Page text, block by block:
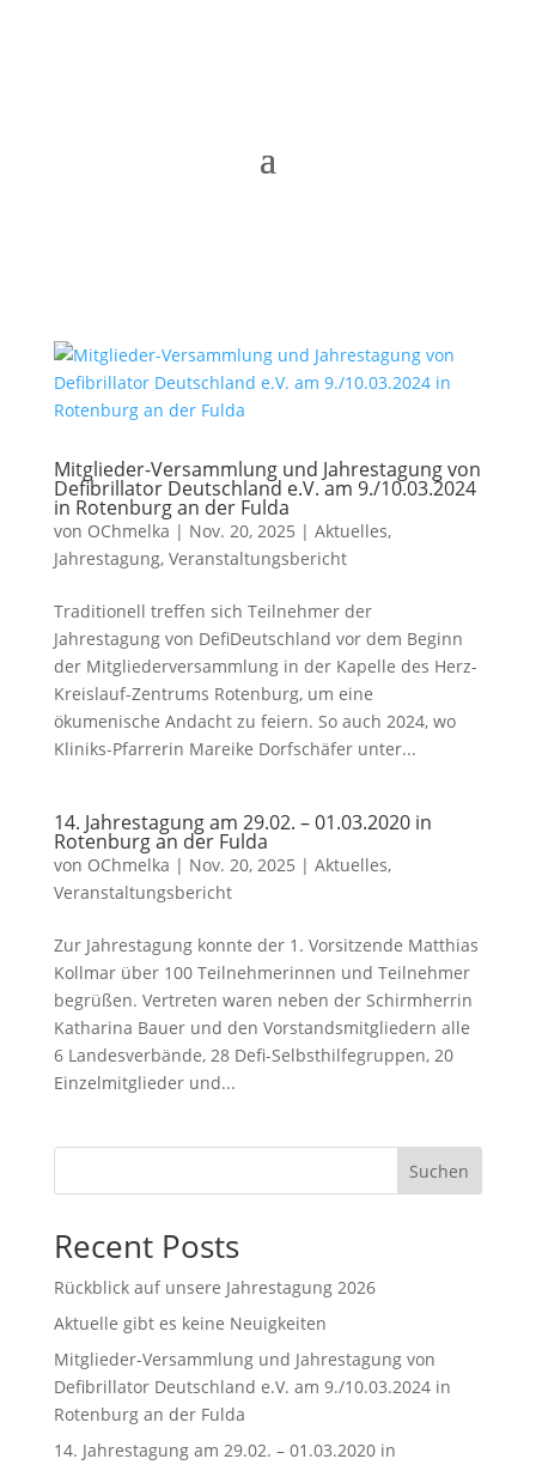
Mitglieder-Versammlung und Jahrestagung von
Defibrillator Deutschland e.V. am 9./10.03.2024
in Rotenburg an der Fulda
von OChmelka | Nov. 20, 2025 | Aktuelles,
Jahrestagung, Veranstaltungsbericht
Traditionell treffen sich Teilnehmer der
Jahrestagung von DefiDeutschland vor dem Beginn
der Mitgliederversammlung in der Kapelle des Herz-
Kreislauf-Zentrums Rotenburg, um eine
ökumenische Andacht zu feiern. So auch 2024, wo
Kliniks-Pfarrerin Mareike Dorfschäfer unter...
14. Jahrestagung am 29.02. – 01.03.2020 in
Rotenburg an der Fulda
von OChmelka | Nov. 20, 2025 | Aktuelles,
Veranstaltungsbericht
Zur Jahrestagung konnte der 1. Vorsitzende Matthias
Kollmar über 100 Teilnehmerinnen und Teilnehmer
begrüßen. Vertreten waren neben der Schirmherrin
Katharina Bauer und den Vorstandsmitgliedern alle
6 Landesverbände, 28 Defi-Selbsthilfegruppen, 20
Einzelmitglieder und...
Suchen
Recent Posts
Rückblick auf unsere Jahrestagung 2026
Aktuelle gibt es keine Neuigkeiten
Mitglieder-Versammlung und Jahrestagung von
Defibrillator Deutschland e.V. am 9./10.03.2024 in
Rotenburg an der Fulda
14. Jahrestagung am 29.02. – 01.03.2020 in